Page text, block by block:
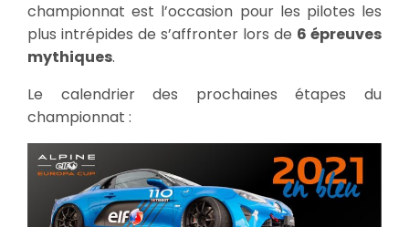
championnat est l’occasion pour les pilotes les
plus intrépides de s’affronter lors de 6 épreuves
mythiques.
Le calendrier des prochaines étapes du
championnat :